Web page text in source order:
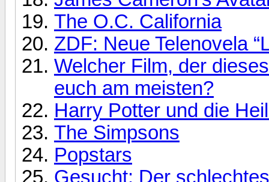
The O.C. California
ZDF: Neue Telenovela
Welcher Film, der
euch am meisten?
Harry Potter und die
The Simpsons
Popstars
Gesucht: Der